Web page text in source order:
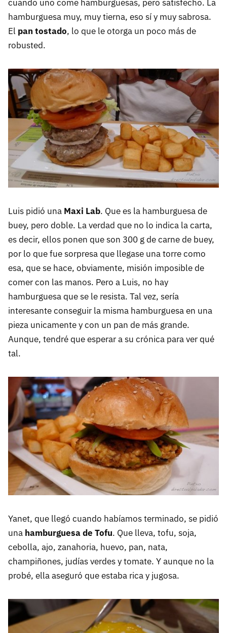
cuando uno come hamburguesas, pero satisfecho. La
hamburguesa muy, muy tierna, eso sí y muy sabrosa.
El pan tostado, lo que le otorga un poco más de
robusted.
Luis pidió una Maxi Lab. Que es la hamburguesa de
buey, pero doble. La verdad que no lo indica la carta,
es decir, ellos ponen que son 300 g de carne de buey,
por lo que fue sorpresa que llegase una torre como
esa, que se hace, obviamente, misión imposible de
comer con las manos. Pero a Luis, no hay
hamburguesa que se le resista. Tal vez, sería
interesante conseguir la misma hamburguesa en una
pieza unicamente y con un pan de más grande.
Aunque, tendré que esperar a su crónica para ver qué
tal.
Yanet, que llegó cuando habíamos terminado, se pidió
una hamburguesa de Tofu. Que lleva, tofu, soja,
cebolla, ajo, zanahoria, huevo, pan, nata,
champiñones, judías verdes y tomate. Y aunque no la
probé, ella aseguró que estaba rica y jugosa.